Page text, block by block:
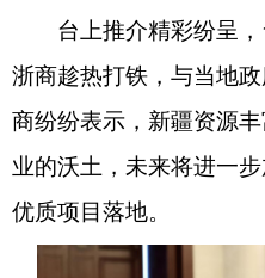
台上推介精彩纷呈，
浙商趁热打铁，与当地
商纷纷表示，新疆资源
业的沃土，未来将进一
优质项目落地。